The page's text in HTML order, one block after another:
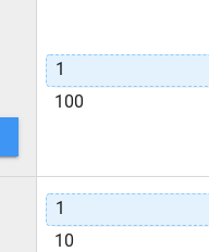
1
100
1
10